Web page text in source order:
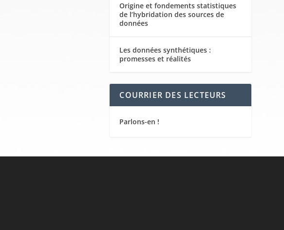
Origine et fondements statistiques
de l’hybridation des sources de
données
Les données synthétiques :
promesses et réalités
COURRIER DES LECTEURS
Parlons-en !